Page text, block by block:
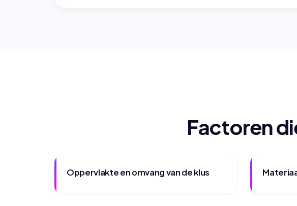
Factoren
Oppervlakte en omvang van de klus